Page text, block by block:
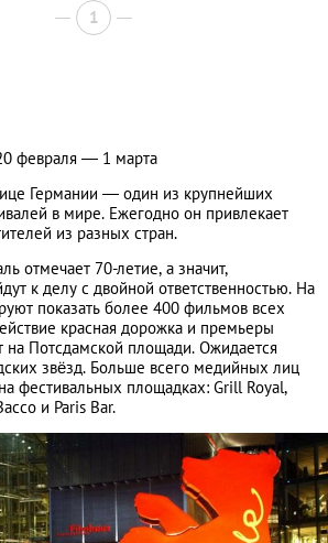
1
февраля — 1 марта
Германии — один из крупнейших
в мире. Ежегодно он привлекает
из разных стран.
отмечает 70-летие, а значит,
к делу с двойной ответственностью. На
показать более 400 фильмов всех
красная дорожка и премьеры
Потсдамской площади. Ожидается
звёзд. Больше всего медийных лиц
фестивальных площадках: Grill Royal,
и Paris Bar.